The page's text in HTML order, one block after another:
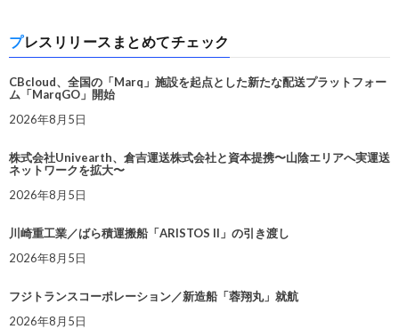
プレスリリースまとめてチェック
CBcloud、全国の「Marq」施設を起点とした新たな配送プラットフォー
ム「MarqGO」開始
2026年8月5日
株式会社Univearth、倉吉運送株式会社と資本提携〜山陰エリアへ実運送
ネットワークを拡大〜
2026年8月5日
川崎重工業／ばら積運搬船「ARISTOS II」の引き渡し
2026年8月5日
フジトランスコーポレーション／新造船「蓉翔丸」就航
2026年8月5日